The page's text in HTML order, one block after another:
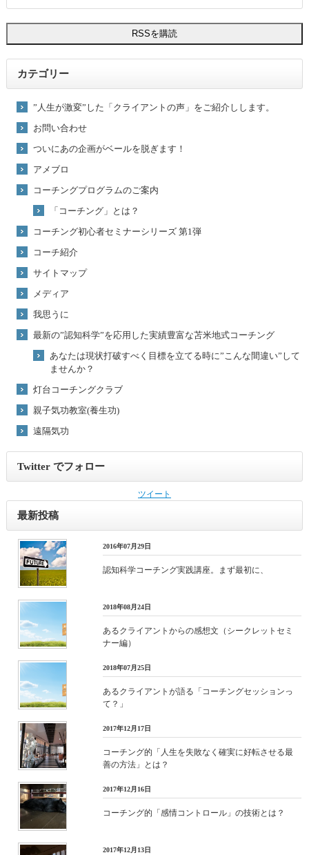
カテゴリー
”人生が激変”した「クライアントの声」をご紹介しします。
お問い合わせ
ついにあの企画がベールを脱ぎます！
アメブロ
コーチングプログラムのご案内
「コーチング」とは？
コーチング初心者セミナーシリーズ 第1弾
コーチ紹介
サイトマップ
メディア
我思うに
最新の”認知科学”を応用した実績豊富な苫米地式コーチング
あなたは現状打破すべく目標を立てる時に”こんな間違い”して
ませんか？
灯台コーチングクラブ
親子気功教室(養生功)
遠隔気功
Twitter でフォロー
ツイート
最新投稿
2016年07月29日
認知科学コーチング実践講座。まず最初に、
2018年08月24日
あるクライアントからの感想文（シークレットセミ
ナー編）
2018年07月25日
あるクライアントが語る「コーチングセッションっ
て？」
2017年12月17日
コーチング的「人生を失敗なく確実に好転させる最
善の方法」とは？
2017年12月16日
コーチング的「感情コントロール」の技術とは？
2017年12月13日